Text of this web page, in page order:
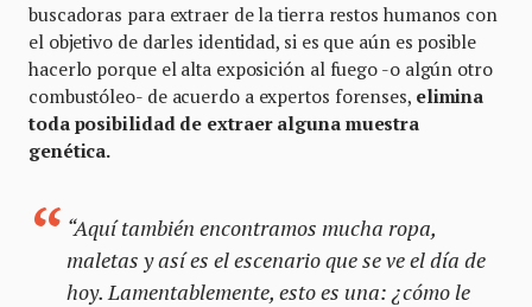
buscadoras para extraer de la tierra restos humanos con
el objetivo de darles identidad, si es que aún es posible
hacerlo porque el alta exposición al fuego -o algún otro
combustóleo- de acuerdo a expertos forenses, elimina
toda posibilidad de extraer alguna muestra
genética.
“Aquí también encontramos mucha ropa,
maletas y así es el escenario que se ve el día de
hoy. Lamentablemente, esto es una: ¿cómo le